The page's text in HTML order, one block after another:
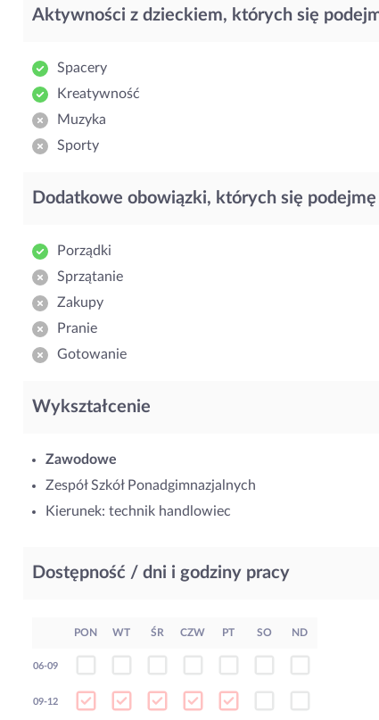
Aktywności z dzieckiem, których się
Spacery
Kreatywność
Muzyka
Sporty
Dodatkowe obowiązki, których się podejmę
Porządki
Sprzątanie
Zakupy
Pranie
Gotowanie
Wykształcenie
Zawodowe
Zespół Szkół Ponadgimnazjalnych
Kierunek: technik handlowiec
Dostępność / dni i godziny pracy
PON WT ŚR CZW PT SO ND
06-09
09-12